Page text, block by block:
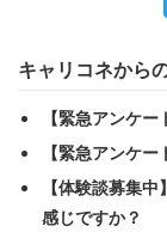
「産休・育
いお子さんが
とができる
行くこともで
性／年収400
キャリコネから
【緊急アンケ
【緊急アンケ
【体験談募集
感じですか？